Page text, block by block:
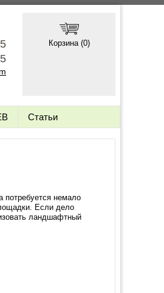
Корзина (0)
Статьи
потребуется немало
Если дело
ландшафтный